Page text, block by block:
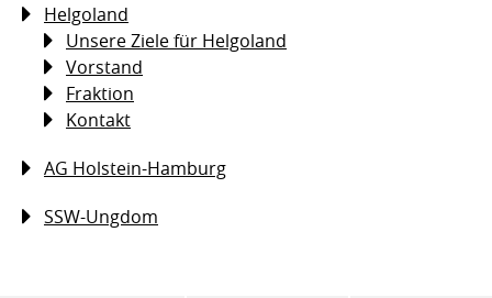
Helgoland
Unsere Ziele für Helgoland
Vorstand
Fraktion
Kontakt
AG Holstein-Hamburg
SSW-Ungdom